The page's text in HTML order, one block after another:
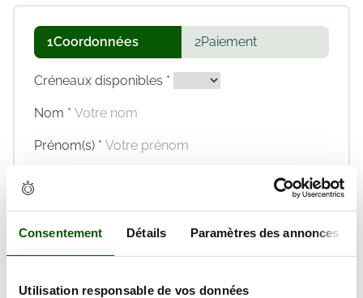
Consentement Détails Paramètres des annonces
Utilisation responsable de vos données
1Coordonnées 2Paiement
Créneaux disponibles *
Nom *
Prénom(s) *
Téléphone *
En validant ce formulaire, j'accepte la politique de
protection des données et lesconditions générales
pris connaissance.